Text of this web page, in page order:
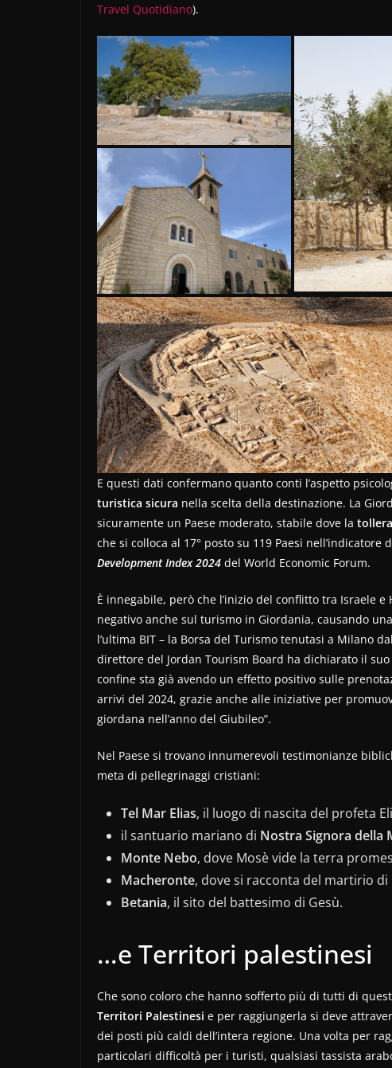
Travel Quotidiano).
E questi dati confermano quanto conti l’aspetto
turistica sicura nella scelta della destinazione. La
sicuramente un Paese moderato, stabile dove la
che si colloca al 17° posto su 119 Paesi nell’indicatore
Development Index 2024 del World Economic Forum.
È innegabile, però che l’inizio del conflitto tra Israele
negativo anche sul turismo in Giordania, causando
l’ultima BIT – la Borsa del Turismo tenutasi a Milano
direttore del Jordan Tourism Board ha dichiarato il
confine sta già avendo un effetto positivo sulle
arrivi del 2024, grazie anche alle iniziative per
giordana nell’anno del Giubileo”.
Nel Paese si trovano innumerevoli testimonianze
meta di pellegrinaggi cristiani:
Tel Mar Elias, il luogo di nascita del profeta
il santuario mariano di Nostra Signora della
Monte Nebo, dove Mosè vide la terra
Macheronte, dove si racconta del martirio di
Betania, il sito del battesimo di Gesù.
…e Territori palestinesi
Che sono coloro che hanno sofferto più di tutti di
Territori Palestinesi e per raggiungerla si deve
dei posti più caldi dell’intera regione. Una volta per
particolari difficoltà per i turisti, qualsiasi tassista